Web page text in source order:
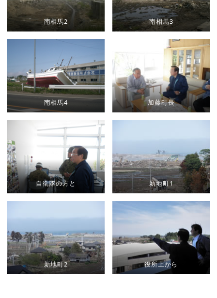
南相馬2 南相馬3
南相馬4 加藤町長
自衛隊の方と 新地町1
新地町2 役所上から